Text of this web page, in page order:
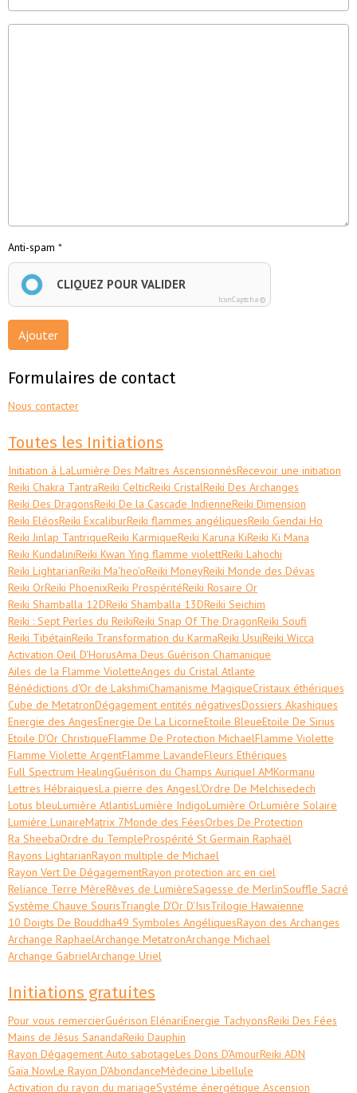
Anti-spam
CLIQUEZ POUR VALIDER
IconCaptcha ©
Ajouter
Formulaires de contact
Nous contacter
Toutes les Initiations
Initiation à LaLumière Des Maîtres AscensionnésRecevoir une initiation
Reiki Chakra TantraReiki CelticReiki CristalReiki Des Archanges
Reiki Des DragonsReiki De la Cascade IndienneReiki Dimension
Reiki EléosReiki ExcaliburReiki flammes angéliquesReiki Gendai Ho
Reiki Jinlap TantriqueReiki KarmiqueReiki Karuna KiReiki Ki Mana
Reiki KundaliniReiki Kwan Ying flamme violettReiki Lahochi
Reiki LightarianReiki Ma'heo'oReiki MoneyReiki Monde des Dévas
Reiki OrReiki PhoenixReiki ProspéritéReiki Rosaire Or
Reiki Shamballa 12DReiki Shamballa 13DReiki Seichim
Reiki : Sept Perles du ReikiReiki Snap Of The DragonReiki Soufi
Reiki TibétainReiki Transformation du KarmaReiki UsuiReiki Wicca
Activation Oeil D'HorusAma Deus Guérison Chamanique
Ailes de la Flamme VioletteAnges du Cristal Atlante
Bénédictions d'Or de LakshmiChamanisme MagiqueCristaux éthériques
Cube de MetatronDégagement entités négativesDossiers Akashiques
Energie des AngesEnergie De La LicorneEtoile BleueEtoile De Sirius
Etoile D'Or ChristiqueFlamme De Protection MichaelFlamme Violette
Flamme Violette ArgentFlamme LavandeFleurs Ethériques
Full Spectrum HealingGuérison du Champs AuriqueI AMKormanu
Lettres HébraiquesLa pierre des AngesL'Ordre De Melchisedech
Lotus bleuLumière AtlantisLumière IndigoLumière OrLumière Solaire
Lumière LunaireMatrix 7Monde des FéesOrbes De Protection
Ra SheebaOrdre du TempleProspérité St Germain Raphaël
Rayons LightarianRayon multiple de Michael
Rayon Vert De DégagementRayon protection arc en ciel
Reliance Terre MèreRêves de LumièreSagesse de MerlinSouffle Sacré
Système Chauve SourisTriangle D'Or D'IsisTrilogie Hawaïenne
10 Doigts De Bouddha49 Symboles AngéliquesRayon des Archanges
Archange RaphaelArchange MetatronArchange Michael
Archange GabrielArchange Uriel
Initiations gratuites
Pour vous remercierGuérison ElénariEnergie TachyonsReiki Des Fées
Mains de Jésus SanandaReiki Dauphin
Rayon Dégagement Auto sabotageLes Dons D'AmourReiki ADN
Gaïa NowLe Rayon D'AbondanceMédecine Libellule
Activation du rayon du mariageSystéme énergétique Ascension